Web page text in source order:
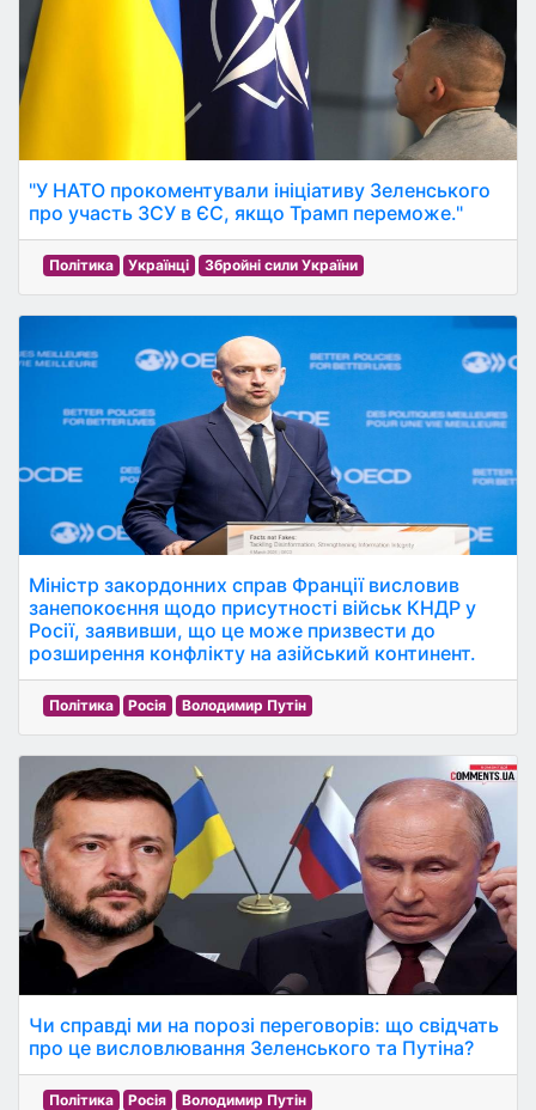
"У НАТО прокоментували ініціативу Зеленського
про участь ЗСУ в ЄС, якщо Трамп переможе."
Політика Українці Збройні сили України
Міністр закордонних справ Франції висловив
занепокоєння щодо присутності військ КНДР у
Росії, заявивши, що це може призвести до
розширення конфлікту на азійський континент.
Політика Росія Володимир Путін
Чи справді ми на порозі переговорів: що свідчать
про це висловлювання Зеленського та Путіна?
Політика Росія Володимир Путін